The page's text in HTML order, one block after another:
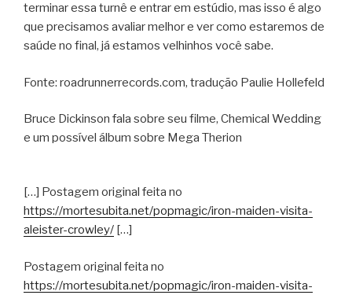
terminar essa turnê e entrar em estúdio, mas isso é algo
que precisamos avaliar melhor e ver como estaremos de
saúde no final, já estamos velhinhos você sabe.
Fonte: roadrunnerrecords.com, tradução Paulie Hollefeld
Bruce Dickinson fala sobre seu filme, Chemical Wedding
e um possível álbum sobre Mega Therion
[…] Postagem original feita no
https://mortesubita.net/popmagic/iron-maiden-visita-
aleister-crowley/ […]
Postagem original feita no
https://mortesubita.net/popmagic/iron-maiden-visita-